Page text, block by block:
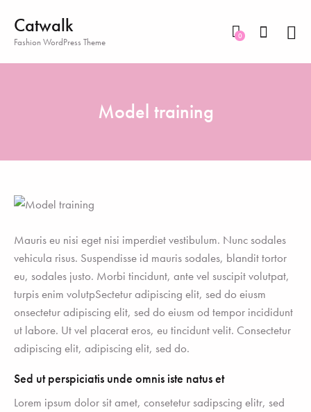
Catwalk
Fashion WordPress Theme
0
Model training
Mauris eu nisi eget nisi imperdiet vestibulum. Nunc sodales
vehicula risus. Suspendisse id mauris sodales, blandit tortor
eu, sodales justo. Morbi tincidunt, ante vel suscipit volutpat,
turpis enim volutpSectetur adipiscing elit, sed do eiusm
onsectetur adipiscing elit, sed do eiusm od tempor incididunt
ut labore. Ut vel placerat eros, eu tincidunt velit. Consectetur
adipiscing elit, adipiscing elit, sed do.
Sed ut perspiciatis unde omnis iste natus et
Lorem ipsum dolor sit amet, consetetur sadipscing elitr, sed